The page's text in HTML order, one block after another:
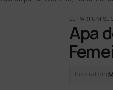
LE PARFUM
Apa
Inspirat din